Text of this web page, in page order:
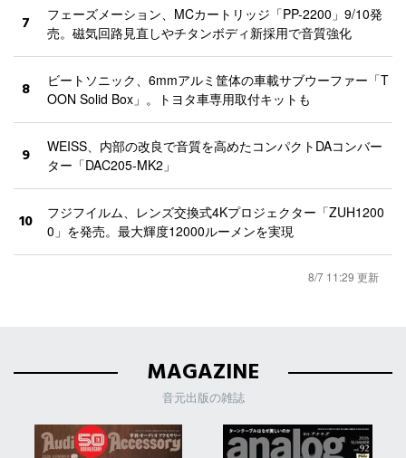
7
フェーズメーション、MCカートリッジ「PP-2200」9/10発
売。磁気回路見直しやチタンボディ新採用で音質強化
8
ビートソニック、6mmアルミ筐体の車載サブウーファー「T
OON Solid Box」。トヨタ車専用取付キットも
9
WEISS、内部の改良で音質を高めたコンパクトDAコンバー
ター「DAC205-MK2」
10
フジフイルム、レンズ交換式4Kプロジェクター「ZUH1200
0」を発売。最大輝度12000ルーメンを実現
8/7 11:29 更新
MAGAZINE
音元出版の雑誌